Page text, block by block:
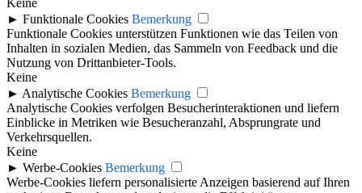
► Funktionale Cookies Bemerkung
Funktionale Cookies unterstützen Funktionen wie das Teilen von
Inhalten in sozialen Medien, das Sammeln von Feedback und die
Nutzung von Drittanbieter-Tools.
Keine
► Analytische Cookies Bemerkung
Analytische Cookies verfolgen Besucherinteraktionen und liefern
Einblicke in Metriken wie Besucheranzahl, Absprungrate und
Verkehrsquellen.
Keine
► Werbe-Cookies Bemerkung
Werbe-Cookies liefern personalisierte Anzeigen basierend auf Ihren